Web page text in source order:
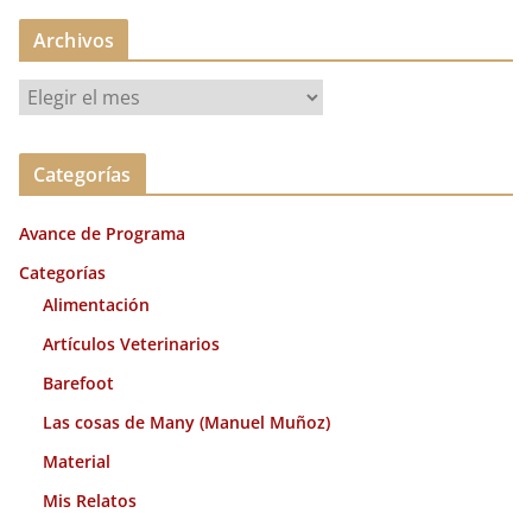
Archivos
r
c
v
o
Categorías
Avance de Programa
Categorías
Alimentación
Artículos Veterinarios
Barefoot
Las cosas de Many (Manuel Muñoz)
Material
Mis Relatos